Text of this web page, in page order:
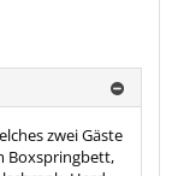
zwei Gäste
Boxspringbett,